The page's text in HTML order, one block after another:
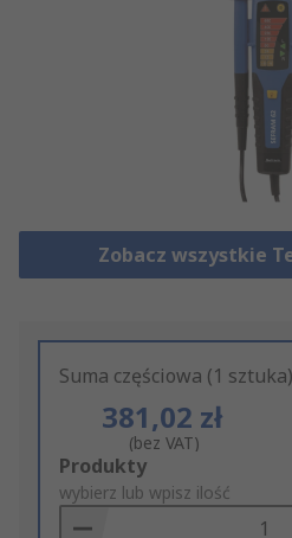
Zobacz wszystkie
Suma częściowa (1
381,02 zł
(bez VAT)
Add
to
Basket
Produkty
wybierz lub wpisz ilość